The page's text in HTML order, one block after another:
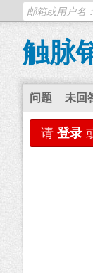
触脉
问题 未回
请 登录